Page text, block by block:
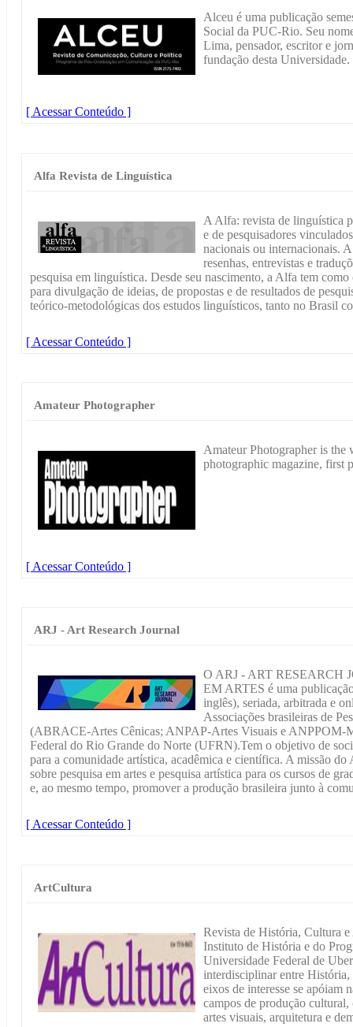
Alceu é uma publicação
Social da PUC-Rio. Seu
Lima, pensador, escritor e
fundação desta Universidade.
[ Acessar Conteúdo ]
Alfa Revista de Linguística
A Alfa: revista de linguística
e de pesquisadores
nacionais ou internacionais.
resenhas, entrevistas e
pesquisa em linguística. Desde seu nascimento, a Alfa tem
para divulgação de ideias, de propostas e de resultados de
teórico-metodológicas dos estudos linguísticos, tanto no Brasil
[ Acessar Conteúdo ]
Amateur Photographer
Amateur Photographer is the
photographic magazine, first
[ Acessar Conteúdo ]
ARJ - Art Research Journal
O ARJ - ART RESEARCH
EM ARTES é uma
inglês), seriada, arbitrada e
Associações brasileiras de
(ABRACE-Artes Cênicas; ANPAP-Artes Visuais e ANPPOM-
Federal do Rio Grande do Norte (UFRN).Tem o objetivo de
para a comunidade artística, acadêmica e científica. A missão
sobre pesquisa em artes e pesquisa artística para os cursos de
e, ao mesmo tempo, promover a produção brasileira junto à
[ Acessar Conteúdo ]
ArtCultura
Revista de História, Cultura
Instituto de História e do
Universidade Federal de
interdisciplinar entre História,
eixos de interesse se apóiam
campos de produção
artes visuais, arquitetura e